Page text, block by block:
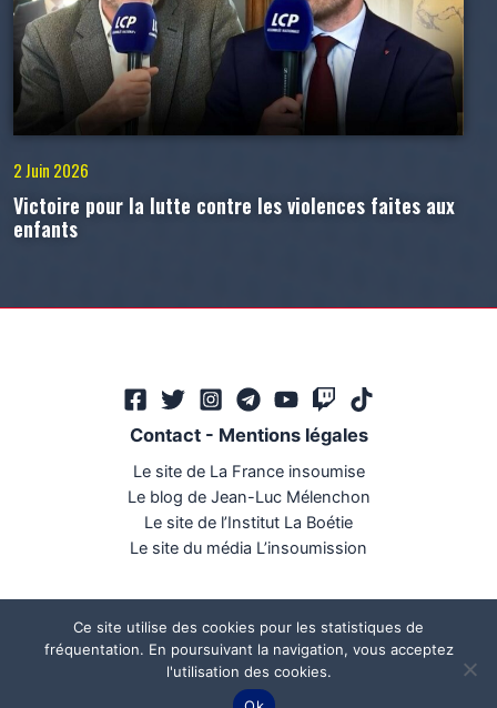
2 Juin 2026
Victoire pour la lutte contre les violences faites aux
enfants
Contact- Mentions légales
Le site de La France insoumise
Le blog de Jean-Luc Mélenchon
Le site de l’Institut La Boétie
Le site du média L’insoumission
Mégaphone communication
Ce site utilise des cookies pour les statistiques de
fréquentation. En poursuivant la navigation, vous acceptez
l'utilisation des cookies.